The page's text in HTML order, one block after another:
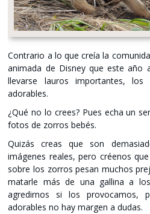
Contrario a lo que creía la
animada de Disney que este año
llevarse lauros importantes,
adorables.
¿Qué no lo crees? Pues echa un
fotos de zorros bebés.
Quizás creas que son
imágenes reales, pero créenos
sobre los zorros pesan muchos
matarle más de una gallina a
agredirnos si los
adorables no hay margen a dudas.